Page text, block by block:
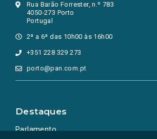
Rua Barão Forrester, n.º 783
4050-273 Porto
Portugal
2ª a 6ª das 10h00 às 16h00
+351 228 329 273
porto@pan.com.pt
Destaques
Parlamento